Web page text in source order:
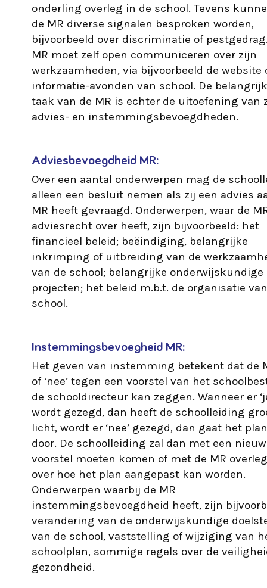
onderling overleg in de school. Tevens
de MR diverse signalen besproken worden,
bijvoorbeeld over discriminatie of
MR moet zelf open communiceren over zijn
werkzaamheden, via bijvoorbeeld de website
informatie-avonden van school. De
taak van de MR is echter de uitoefening van
advies- en instemmingsbevoegdheden.
Adviesbevoegdheid MR:
Over een aantal onderwerpen mag de
alleen een besluit nemen als zij een advies
MR heeft gevraagd. Onderwerpen, waar de
adviesrecht over heeft, zijn bijvoorbeeld: het
financieel beleid; beëindiging, belangrijke
inkrimping of uitbreiding van de
van de school; belangrijke onderwijskundige
projecten; het beleid m.b.t. de organisatie
school.
Instemmingsbevoegheid MR:
Het geven van instemming betekent dat de
of ‘nee’ tegen een voorstel van het
de schooldirecteur kan zeggen. Wanneer er
wordt gezegd, dan heeft de schoolleiding
licht, wordt er ‘nee’ gezegd, dan gaat het
door. De schoolleiding zal dan met een nieuw
voorstel moeten komen of met de MR
over hoe het plan aangepast kan worden.
Onderwerpen waarbij de MR
instemmingsbevoegdheid heeft, zijn
verandering van de onderwijskundige
van de school, vaststelling of wijziging van
schoolplan, sommige regels over de
gezondheid.